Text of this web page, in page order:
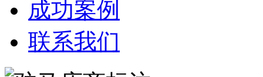
成功案例
联系我们